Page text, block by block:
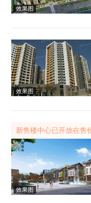
效果图
效果图
新售楼中心已开放在售